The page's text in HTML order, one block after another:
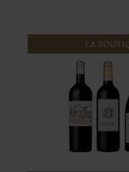
LA